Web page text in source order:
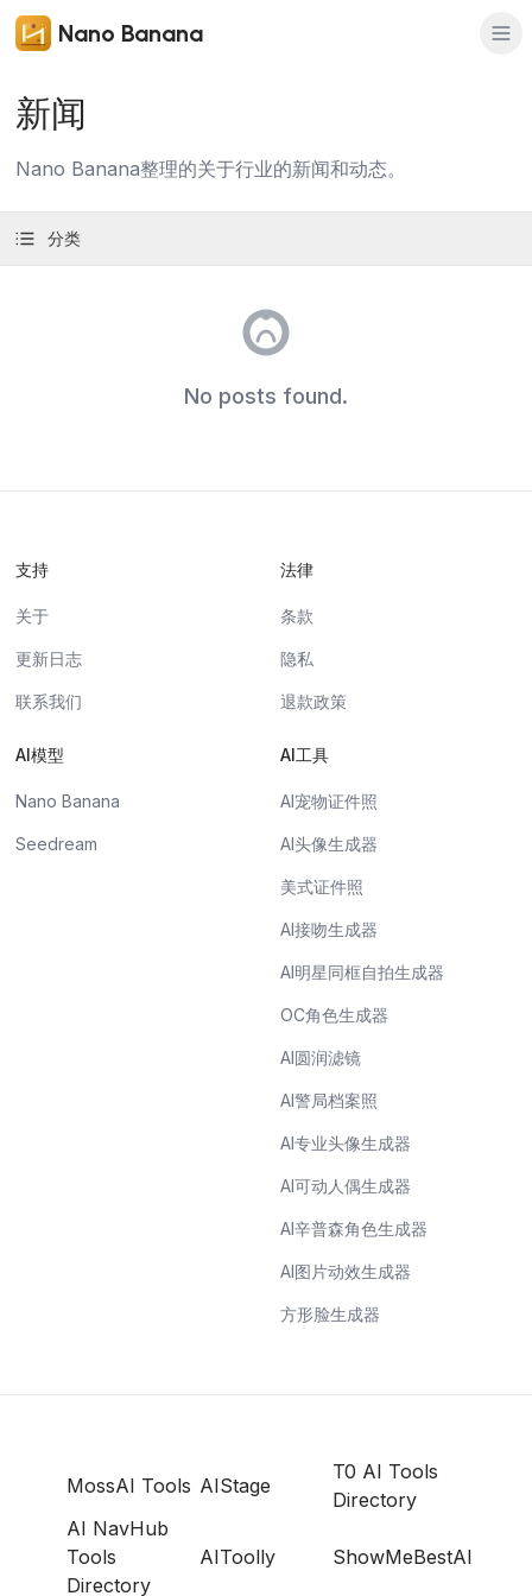
Nano Banana
新闻
Nano Banana整理的关于行业的新闻和动态。
分类
No posts found.
支持
关于
更新日志
联系我们
法律
条款
隐私
退款政策
AI模型
Nano Banana
Seedream
AI工具
AI宠物证件照
AI头像生成器
美式证件照
AI接吻生成器
AI明星同框自拍生成器
OC角色生成器
AI圆润滤镜
AI警局档案照
AI专业头像生成器
AI可动人偶生成器
AI辛普森角色生成器
AI图片动效生成器
方形脸生成器
MossAI Tools AIStage
T0 AI Tools
Directory
AI NavHub
Tools
Directory
AIToolly ShowMeBestAI